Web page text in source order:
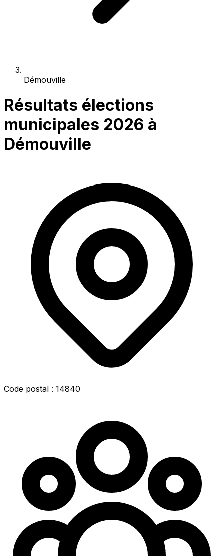
Démouville
Résultats élections
municipales 2026 à
Démouville
Code postal : 14840